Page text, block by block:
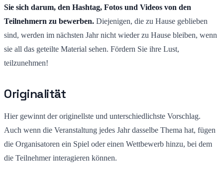
Sie sich darum, den Hashtag, Fotos und Videos von den
Teilnehmern zu bewerben. Diejenigen, die zu Hause geblieben
sind, werden im nächsten Jahr nicht wieder zu Hause bleiben, wenn
sie all das geteilte Material sehen. Fördern Sie ihre Lust,
teilzunehmen!
Originalität
Hier gewinnt der originellste und unterschiedlichste Vorschlag.
Auch wenn die Veranstaltung jedes Jahr dasselbe Thema hat, fügen
die Organisatoren ein Spiel oder einen Wettbewerb hinzu, bei dem
die Teilnehmer interagieren können.